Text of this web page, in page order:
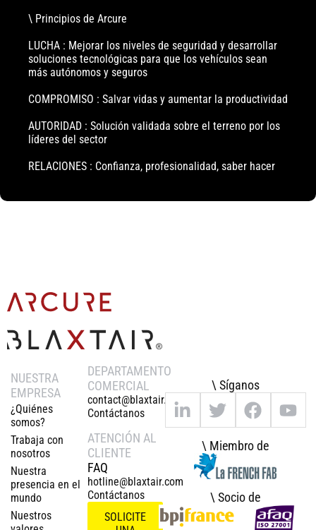
\ Principios de Arcure
LUCHA : Mejorar los niveles de seguridad y desarrollar
soluciones tecnológicas para que los vehículos sean
más autónomos y seguros
COMPROMISO : Salvar vidas y aumentar la productividad
AUTORIDAD : Solución validada sobre el terreno por los
líderes del sector
RELACIONES : Confianza, profesionalidad, saber hacer
NUESTRA
EMPRESA
¿Quiénes
somos?
Trabaja con
nosotros
Nuestra
presencia en el
mundo
Nuestros
DEPARTAMENTO
COMERCIAL
contact@blaxtair.com
Contáctanos
ATENCIÓN AL
CLIENTE
FAQ
hotline@blaxtair.com
Contáctanos
SOLICITE
\ Síganos
\ Miembro de
\ Socio de